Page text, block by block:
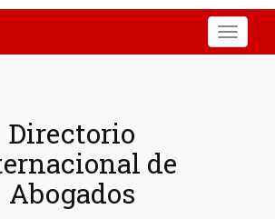
Toggle
Directorio
de
Abogados